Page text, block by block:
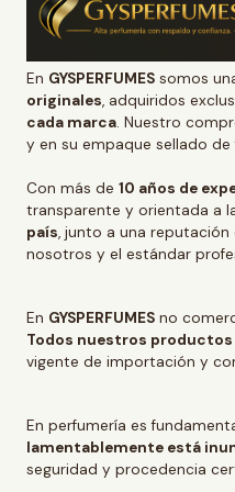
En GYSPERFUMES somos
originales, adquiridos
cada marca. Nuestro
y en su empaque sellado de
Con más de 10 años de
transparente y orientada a
país, junto a una
nosotros y el estándar
En GYSPERFUMES no
Todos nuestros
vigente de importación y
En perfumería es
lamentablemente está
seguridad y procedencia